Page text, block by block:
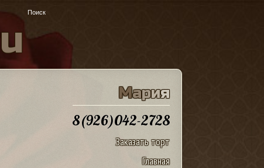
u
Мария
8(926)042-2728
Заказать торт
Главная